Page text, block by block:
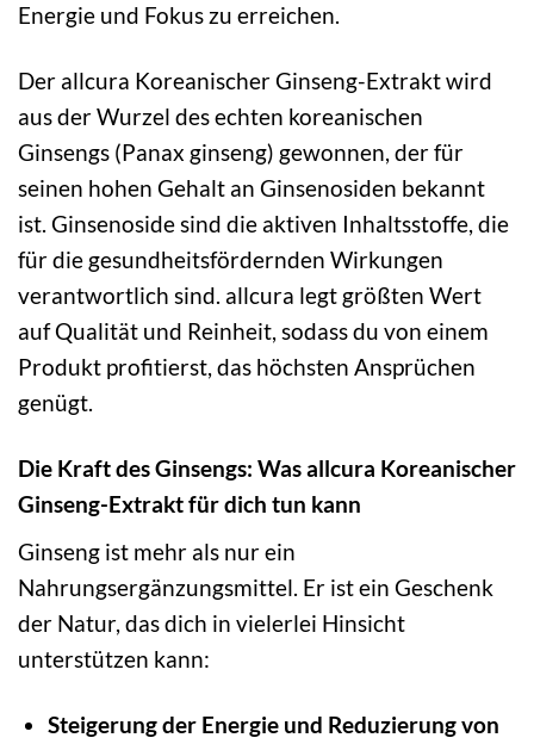
Energie und Fokus zu erreichen.
Der allcura Koreanischer Ginseng-Extrakt wird
aus der Wurzel des echten koreanischen
Ginsengs (Panax ginseng) gewonnen, der für
seinen hohen Gehalt an Ginsenosiden bekannt
ist. Ginsenoside sind die aktiven Inhaltsstoffe, die
für die gesundheitsfördernden Wirkungen
verantwortlich sind. allcura legt größten Wert
auf Qualität und Reinheit, sodass du von einem
Produkt profitierst, das höchsten Ansprüchen
genügt.
Die Kraft des Ginsengs: Was allcura Koreanischer
Ginseng-Extrakt für dich tun kann
Ginseng ist mehr als nur ein
Nahrungsergänzungsmittel. Er ist ein Geschenk
der Natur, das dich in vielerlei Hinsicht
unterstützen kann:
Steigerung der Energie und Reduzierung von